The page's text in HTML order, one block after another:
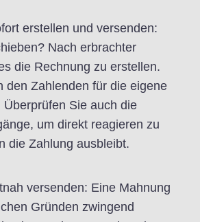
erstellen und versenden:
Nach erbrachter
die Rechnung zu erstellen.
den Zahlenden für die eigene
Überprüfen Sie auch die
um direkt reagieren zu
die Zahlung ausbleibt.
versenden: Eine Mahnung
Gründen zwingend